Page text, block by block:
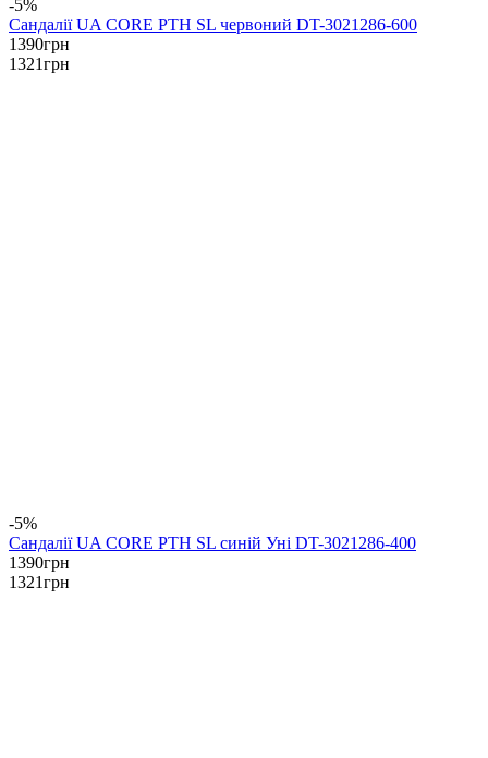
-5%
Сандалії UA CORE PTH SL червоний DT-3021286-600
1390грн
1321грн
-5%
Сандалії UA CORE PTH SL синій Уні DT-3021286-400
1390грн
1321грн